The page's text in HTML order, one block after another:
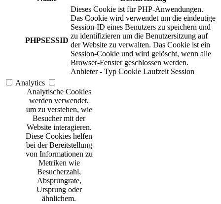
PHPSESSID
Dieses Cookie ist für PHP-Anwendungen.
Das Cookie wird verwendet um die eindeutige
Session-ID eines Benutzers zu speichern und
zu identifizieren um die Benutzersitzung auf
der Website zu verwalten. Das Cookie ist ein
Session-Cookie und wird gelöscht, wenn alle
Browser-Fenster geschlossen werden.
Anbieter - Typ Cookie Laufzeit Session
Analytics
Analytische Cookies
werden verwendet,
um zu verstehen, wie
Besucher mit der
Website interagieren.
Diese Cookies helfen
bei der Bereitstellung
von Informationen zu
Metriken wie
Besucherzahl,
Absprungrate,
Ursprung oder
ähnlichem.